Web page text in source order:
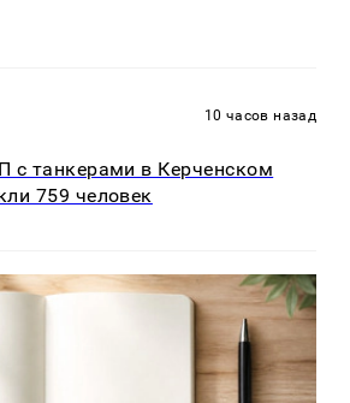
10 часов назад
с танкерами в Керченском
759 человек